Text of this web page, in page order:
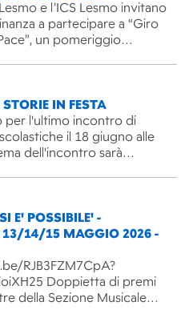
e l’ICS Lesmo invitano
a partecipare a “Giro
un pomeriggio…
STORIE IN FESTA
per l'ultimo incontro di
il 18 giugno alle
dell'incontro sarà…
E' POSSIBILE' -
13/14/15 MAGGIO 2026 -
RJB3FZM7CpA?
Doppietta di premi
della Sezione Musicale…